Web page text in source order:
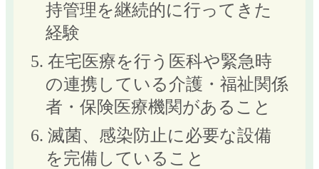
持管理を継続的に行ってきた
経験
5. 在宅医療を行う医科や緊急時
の連携している介護・福祉関係
者・保険医療機関があること
6. 滅菌、感染防止に必要な設備
を完備していること